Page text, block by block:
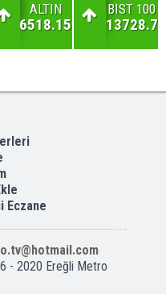
ALTIN
6518.15
BIST 100
13728.7
Eczane
- 2020 Ereğli Metro